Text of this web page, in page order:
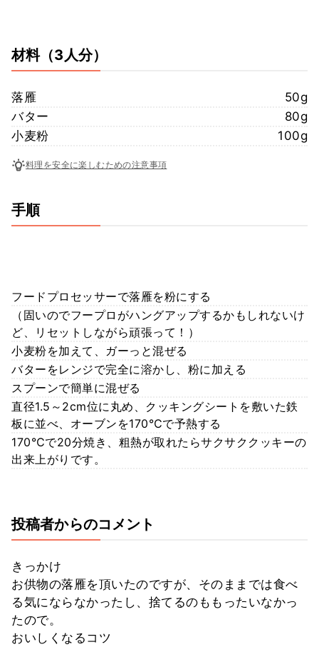
材料（3人分）
落雁
50g
バター
80g
小麦粉
100g
料理を安全に楽しむための注意事項
手順
フードプロセッサーで落雁を粉にする
（固いのでフープロがハングアップするかもしれないけ
ど、リセットしながら頑張って！）
小麦粉を加えて、ガーっと混ぜる
バターをレンジで完全に溶かし、粉に加える
スプーンで簡単に混ぜる
直径1.5～2cm位に丸め、クッキングシートを敷いた鉄
板に並べ、オーブンを170℃で予熱する
170℃で20分焼き、粗熱が取れたらサクサククッキーの
出来上がりです。
投稿者からのコメント
きっかけ
お供物の落雁を頂いたのですが、そのままでは食べ
る気にならなかったし、捨てるのももったいなかっ
たので。
おいしくなるコツ